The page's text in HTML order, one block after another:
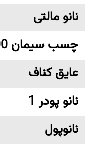
نانو مالتی
چسب سیمان 300
عایق کناف
نانو پودر 1
نانوپول